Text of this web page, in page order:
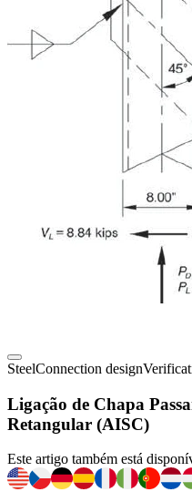
SteelConnection design
Ligação de Chapa
Retangular (AISC)
Este artigo também está